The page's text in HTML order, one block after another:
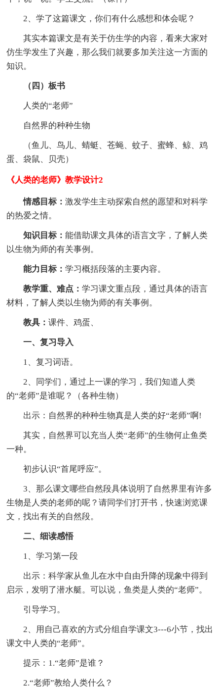
2、学了这篇课文，你们有什么感想和体会呢？
其实本篇课文是有关于仿生学的内容，看来大家对
仿生学发生了兴趣，那么我们就要多加关注这一方面的
知识。
（四）板书
人类的“老师”
自然界的种种生物
（鱼儿、鸟儿、蜻蜓、苍蝇、蚊子、蜜蜂、鲸、鸡
蛋、袋鼠、贝壳）
《人类的老师》教学设计2
情感目标：激发学生主动探索自然的愿望和对科学
的热爱之情。
知识目标：能借助课文具体的语言文字，了解人类
以生物为师的有关事例。
能力目标：学习概括段落的主要内容。
教学重、难点：学习课文重点段，通过具体的语言
材料，了解人类以生物为师的有关事例。
教具：课件、鸡蛋、
一、复习导入
1、复习词语。
2、同学们，通过上一课的学习，我们知道人类
的“老师”是谁呢？（各种生物）
出示：自然界的种种生物真是人类的好“老师”啊!
其实，自然界可以充当人类“老师”的生物何止鱼类
一种。
初步认识“首尾呼应”。
3、那么课文哪些自然段具体说明了自然界里有许多
生物是人类的老师的呢？请同学们打开书，快速浏览课
文，找出有关的自然段。
二、细读感悟
1、学习第一段
出示：科学家从鱼儿在水中自由升降的现象中得到
启示，发明了潜水艇。可以说，鱼类是人类的“老师”。
引导学习。
2、用自己喜欢的方式分组自学课文3---6小节，找出
课文中人类的“老师”。
提示：1.“老师”是谁？
2.“老师”教给人类什么？